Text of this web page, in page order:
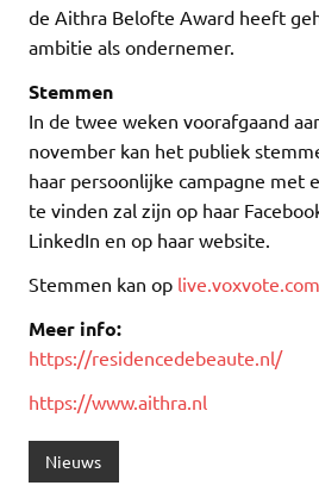
de Aithra Belofte Award heeft
ambitie als ondernemer.
Stemmen
In de twee weken voorafgaand
november kan het publiek
haar persoonlijke campagne met
te vinden zal zijn op haar
LinkedIn en op haar website.
Stemmen kan op live.voxvote.com
Meer info:
https://residencedebeaute.nl/
https://www.aithra.nl
Nieuws